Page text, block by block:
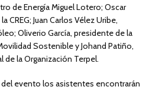
de Energía Miguel Lotero; Oscar
CREG; Juan Carlos Vélez Uribe,
Oliverio García, presidente de la
Sostenible y Johand Patiño,
la Organización Terpel.
del evento los asistentes encontrarán